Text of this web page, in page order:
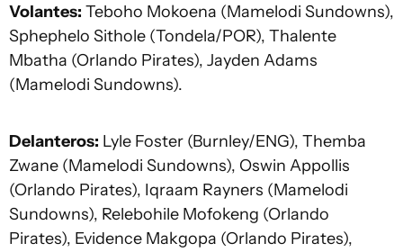
Volantes: Teboho Mokoena (Mamelodi Sundowns),
Sphephelo Sithole (Tondela/POR), Thalente
Mbatha (Orlando Pirates), Jayden Adams
(Mamelodi Sundowns).
Delanteros: Lyle Foster (Burnley/ENG), Themba
Zwane (Mamelodi Sundowns), Oswin Appollis
(Orlando Pirates), Iqraam Rayners (Mamelodi
Sundowns), Relebohile Mofokeng (Orlando
Pirates), Evidence Makgopa (Orlando Pirates),